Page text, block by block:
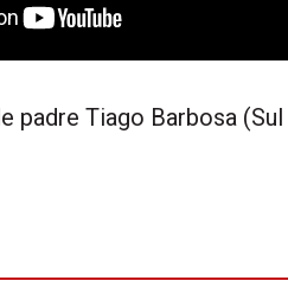
padre Tiago Barbosa